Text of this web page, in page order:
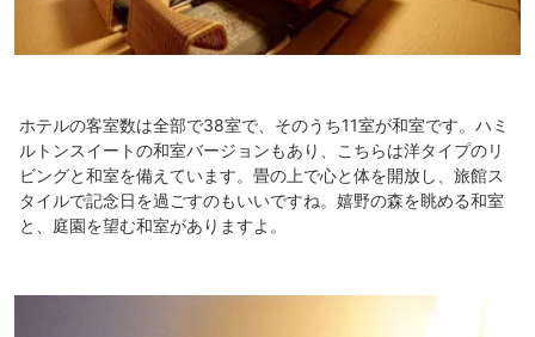
ホテルの客室数は全部で38室で、そのうち11室が和室です。ハミ
ルトンスイートの和室バージョンもあり、こちらは洋タイプのリ
ビングと和室を備えています。畳の上で心と体を開放し、旅館ス
タイルで記念日を過ごすのもいいですね。嬉野の森を眺める和室
と、庭園を望む和室がありますよ。